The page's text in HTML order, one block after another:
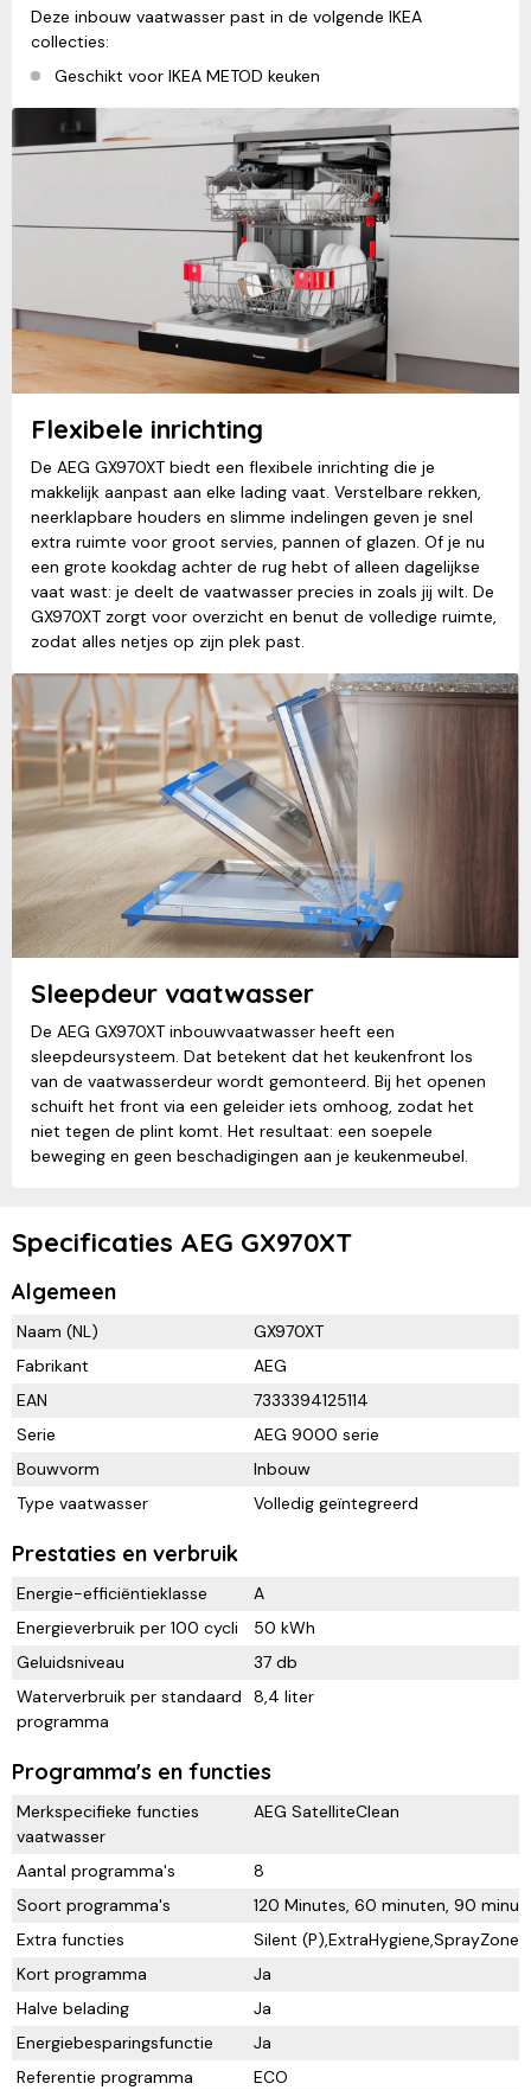
Deze inbouw vaatwasser past in de volgende IKEA
collecties:
Geschikt voor IKEA METOD keuken
Flexibele inrichting
De AEG GX970XT biedt een flexibele inrichting die je
makkelijk aanpast aan elke lading vaat. Verstelbare rekken,
neerklapbare houders en slimme indelingen geven je snel
extra ruimte voor groot servies, pannen of glazen. Of je nu
een grote kookdag achter de rug hebt of alleen dagelijkse
vaat wast: je deelt de vaatwasser precies in zoals jij wilt. De
GX970XT zorgt voor overzicht en benut de volledige ruimte,
zodat alles netjes op zijn plek past.
Sleepdeur vaatwasser
De AEG GX970XT inbouwvaatwasser heeft een
sleepdeursysteem. Dat betekent dat het keukenfront los
van de vaatwasserdeur wordt gemonteerd. Bij het openen
schuift het front via een geleider iets omhoog, zodat het
niet tegen de plint komt. Het resultaat: een soepele
beweging en geen beschadigingen aan je keukenmeubel.
Specificaties AEG GX970XT
Algemeen
Naam (NL)
GX970XT
Fabrikant
AEG
EAN
7333394125114
Serie
AEG 9000 serie
Bouwvorm
Inbouw
Type vaatwasser
Volledig geïntegreerd
Prestaties en verbruik
Energie-efficiëntieklasse
A
Energieverbruik per 100 cycli
50 kWh
Geluidsniveau
37 db
Waterverbruik per standaard
programma
8,4 liter
Programma's en functies
Merkspecifieke functies
vaatwasser
AEG SatelliteClean
Aantal programma's
8
Soort programma's
120 Minutes, 60 minuten, 90
Extra functies
Silent
Kort programma
Ja
Halve belading
Ja
Energiebesparingsfunctie
Ja
Referentie programma
ECO